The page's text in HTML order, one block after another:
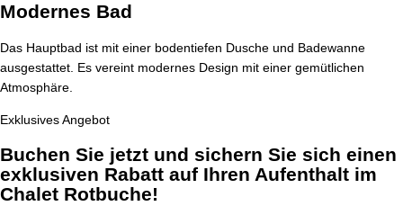
Modernes Bad
Das Hauptbad ist mit einer bodentiefen Dusche und Badewanne
ausgestattet. Es vereint modernes Design mit einer gemütlichen
Atmosphäre.
Exklusives Angebot
Buchen Sie jetzt und sichern Sie sich einen
exklusiven Rabatt auf Ihren Aufenthalt im
Chalet Rotbuche!